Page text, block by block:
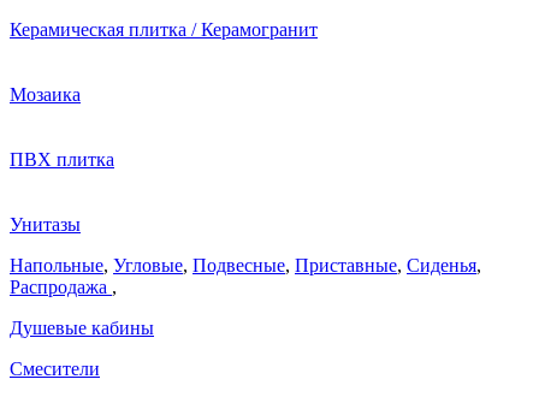
Керамическая плитка / Керамогранит
Мозаика
ПВХ плитка
Унитазы
Напольные, Угловые, Подвесные, Приставные, Сиденья,
Распродажа ,
Душевые кабины
Смесители